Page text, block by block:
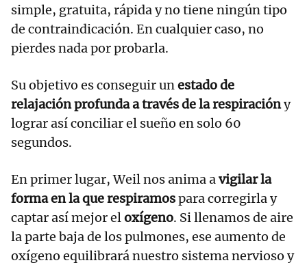
simple, gratuita, rápida y no tiene ningún tipo
de contraindicación. En cualquier caso, no
pierdes nada por probarla.
Su objetivo es conseguir unestado de
relajación profunda a través de la respiracióny
lograr así conciliar el sueño en solo 60
segundos.
En primer lugar, Weil nos anima avigilar la
forma en la que respiramospara corregirla y
captar así mejor eloxígeno. Si llenamos de aire
la parte baja de los pulmones, ese aumento de
oxígeno equilibrará nuestro sistema nervioso y